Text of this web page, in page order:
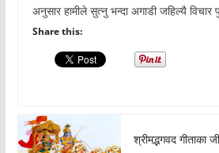
अनुसार हामीले सुत्नु भन्दा अगाडी जहिल्यै विचार
Share this:
श्रीमद्भगवद गीताका